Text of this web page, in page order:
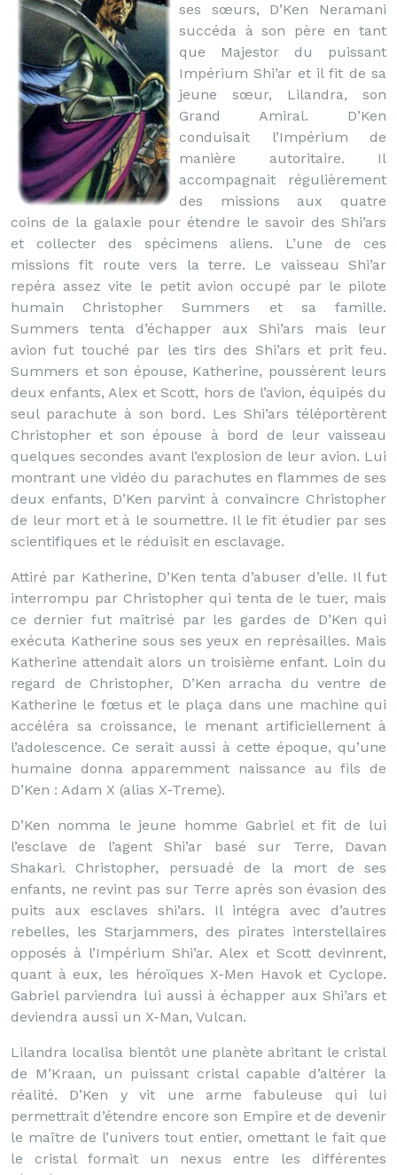
ses sœurs, D’Ken Neramani
succéda à son père en tant
que Majestor du puissant
Impérium Shi’ar et il fit de sa
jeune sœur, Lilandra, son
Grand Amiral. D’Ken
conduisait l’Impérium de
manière autoritaire. Il
accompagnait régulièrement
des missions aux quatre
coins de la galaxie pour étendre le savoir des Shi’ars
et collecter des spécimens aliens. L’une de ces
missions fit route vers la terre. Le vaisseau Shi’ar
repéra assez vite le petit avion occupé par le pilote
humain Christopher Summers et sa famille.
Summers tenta d’échapper aux Shi’ars mais leur
avion fut touché par les tirs des Shi’ars et prit feu.
Summers et son épouse, Katherine, poussèrent leurs
deux enfants, Alex et Scott, hors de l’avion, équipés du
seul parachute à son bord. Les Shi’ars téléportèrent
Christopher et son épouse à bord de leur vaisseau
quelques secondes avant l’explosion de leur avion. Lui
montrant une vidéo du parachutes en flammes de ses
deux enfants, D’Ken parvint à convaincre Christopher
de leur mort et à le soumettre. Il le fit étudier par ses
scientifiques et le réduisit en esclavage.
Attiré par Katherine, D’Ken tenta d’abuser d’elle. Il fut
interrompu par Christopher qui tenta de le tuer, mais
ce dernier fut maitrisé par les gardes de D’Ken qui
exécuta Katherine sous ses yeux en représailles. Mais
Katherine attendait alors un troisième enfant. Loin du
regard de Christopher, D’Ken arracha du ventre de
Katherine le fœtus et le plaça dans une machine qui
accéléra sa croissance, le menant artificiellement à
l’adolescence. Ce serait aussi à cette époque, qu’une
humaine donna apparemment naissance au fils de
D’Ken : Adam X (alias X-Treme).
D’Ken nomma le jeune homme Gabriel et fit de lui
l’esclave de l’agent Shi’ar basé sur Terre, Davan
Shakari. Christopher, persuadé de la mort de ses
enfants, ne revint pas sur Terre après son évasion des
puits aux esclaves shi’ars. Il intégra avec d’autres
rebelles, les Starjammers, des pirates interstellaires
opposés à l’Impérium Shi’ar. Alex et Scott devinrent,
quant à eux, les héroïques X-Men Havok et Cyclope.
Gabriel parviendra lui aussi à échapper aux Shi’ars et
deviendra aussi un X-Man, Vulcan.
Lilandra localisa bientôt une planète abritant le cristal
de M’Kraan, un puissant cristal capable d’altérer la
réalité. D’Ken y vit une arme fabuleuse qui lui
permettrait d’étendre encore son Empire et de devenir
le maître de l’univers tout entier, omettant le fait que
le cristal formait un nexus entre les différentes